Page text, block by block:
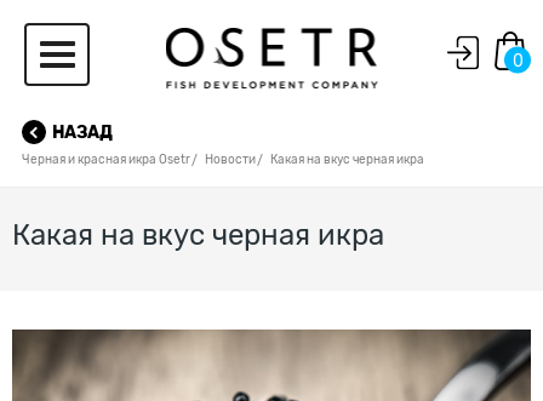
0
НАЗАД
Черная и красная икра Osetr Новости Какая на вкус черная икра
Какая на вкус черная икра